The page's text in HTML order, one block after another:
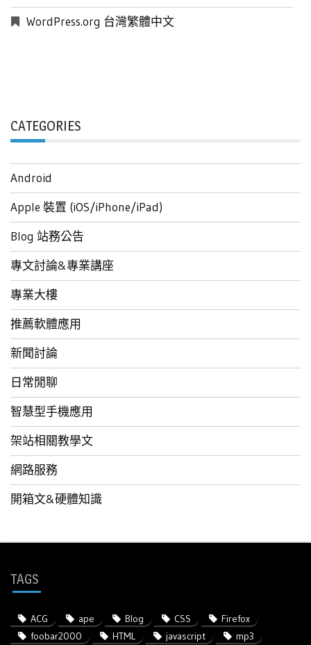
WordPress.org 台灣繁體中文
CATEGORIES
Android
Apple 裝置 (iOS/iPhone/iPad)
Blog 站務公告
專文討論&專業講座
專業大樓
推薦軟體應用
新聞討論
日常閒聊
智慧型手機應用
架站相關教學文
網路服務
開箱文&硬體知識
TAGS
ACG ape Blog CSS
Firefox
foobar2000
HTML javascript mp3